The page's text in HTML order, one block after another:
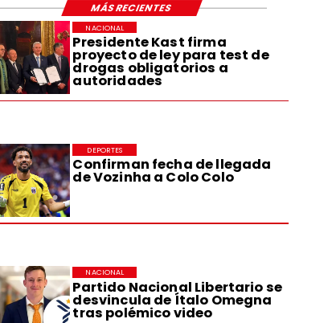
Presidente Kast firma
proyecto de ley para test de
drogas obligatorios a
autoridades
NACIONAL
Confirman fecha de llegada
de Vozinha a Colo Colo
DEPORTES
Partido Nacional Libertario se
desvincula de Ítalo Omegna
tras polémico video
NACIONAL
MÁS RECIENTES